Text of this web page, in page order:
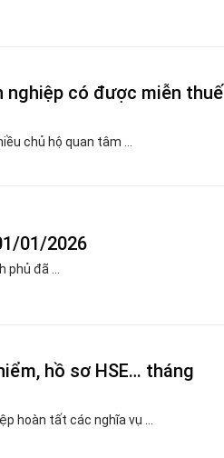
nghiệp có được miễn thuế
chủ hộ quan tâm ...
01/2026
đã ...
hồ sơ HSE… tháng
hoàn tất các nghĩa vụ ...